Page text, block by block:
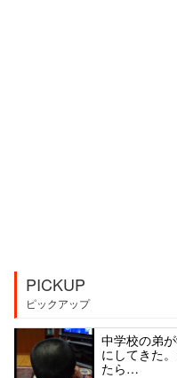
PICKUP
ピックアップ
中学校の弟
にしてきた
たら…